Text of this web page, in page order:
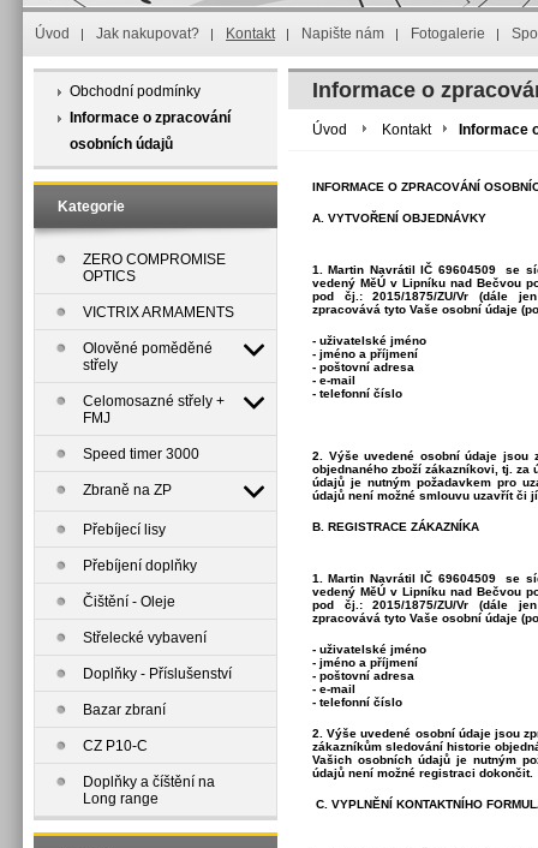
Úvod Jak nakupovat? Kontakt Napište nám Fotogalerie
Obchodní podmínky
Informace o zpracování
osobních údajů
Kategorie
ZERO COMPROMISE
OPTICS
VICTRIX ARMAMENTS
Olověné poměděné
střely
Celomosazné střely +
FMJ
Speed timer 3000
Zbraně na ZP
Přebíjecí lisy
Přebíjení doplňky
Čištění - Oleje
Střelecké vybavení
Doplňky - Příslušenství
Bazar zbraní
CZ P10-C
Doplňky a číštění na
Long range
Informace o
Úvod Kontakt Informace
INFORMACE O ZPRACOVÁNÍ
A. VYTVOŘENÍ OBJEDNÁVKY
1. Martin Navrátil IČ 69604509 se
vedený MěÚ v Lipníku nad Bečvou
pod čj.: 2015/1875/ZU/Vr (dále
zpracovává tyto Vaše osobní údaje
- uživatelské jméno
- jméno a příjmení
- poštovní adresa
- e-mail
- telefonní číslo
2. Výše uvedené osobní údaje jsou
objednaného zboží zákazníkovi, tj.
údajů je nutným požadavkem pro
údajů není možné smlouvu uzavřít či
B. REGISTRACE ZÁKAZNÍKA
1. Martin Navrátil IČ 69604509 se
vedený MěÚ v Lipníku nad Bečvou
pod čj.: 2015/1875/ZU/Vr (dále
zpracovává tyto Vaše osobní údaje
- uživatelské jméno
- jméno a příjmení
- poštovní adresa
- e-mail
- telefonní číslo
2. Výše uvedené osobní údaje jsou
zákazníkům sledování historie
Vašich osobních údajů je nutným
údajů není možné registraci dokončit.
C. VYPLNĚNÍ KONTAKTNÍHO